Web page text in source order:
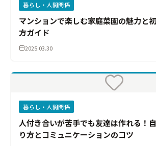
暮らし・人間関係
マンションで楽しむ家庭菜園の魅力と
方ガイド
2025.03.30
暮らし・人間関係
人付き合いが苦手でも友達は作れる！
り方とコミュニケーションのコツ